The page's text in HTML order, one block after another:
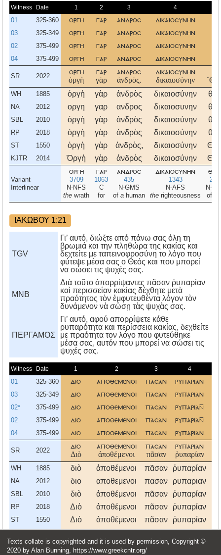
Witness Date 1 2 3 4
01 325-360 οργη γαρ ανδροσ δικαιοσυνην
03 325-349 οργη γαρ ανδροσ δικαιοσυνην
02 375-499 οργη γαρ ανδροσ δικαιοσυνην
04 375-499 οργη γαρ ανδροσ δικαιοσυνην
SR 2022
οργη
ὀργὴ
γαρ
γὰρ
ανδροσ
ἀνδρὸς,
δικαιοσυνην
δικαιοσύνην
WH 1885 ὀργὴ γὰρ ἀνδρὸς δικαιοσύνην
NA 2012 οργη γαρ ανδρος δικαιοσυνην
SBL 2010 ὀργὴ γὰρ ἀνδρὸς δικαιοσύνην
RP 2018 ὀργὴ γὰρ ἀνδρὸς δικαιοσύνην
ST 1550 ὀργὴ γὰρ ἀνδρὸς, δικαιοσύνην
KJTR 2014 Ὀργὴ γὰρ ἀνδρὸς δικαιοσύνην
Variant
Interlinear
οργη
3709
N-NFS
the wrath
γαρ
1063
C
for
ανδροσ
435
N-GMS
of a human
δικαιοσυνην
1343
N-AFS
the righteousness
N-
of
ΙΑΚΩΒΟΥ 1:21
TGV
Γι’ αυτό, διώξτε από πάνω σας όλη τη
βρωμιά και την πληθώρα της κακίας και
δεχτείτε με ταπεινοφροσύνη το λόγο που
φύτεψε μέσα σας ο Θεός και που μπορεί
να σώσει τις ψυχές σας.
MNB
Διὰ τοῦτο ἀπορρίψαντες πᾶσαν ῥυπαρίαν
καὶ περισσείαν κακίας δέχθητε μετὰ
πραότητος τὸν ἐμφυτευθέντα λόγον τὸν
δυνάμενον νὰ σώσῃ τὰς ψυχὰς σας.
ΠΕΡΓΑΜΟΣ
Γι’ αυτό, αφού απορρίψετε κάθε
ρυπαρότητα και περίσσεια κακίας, δεχθείτε
με πραότητα τον λόγο που φυτεύθηκε
μέσα σας, αυτόν που μπορεί να σώσει τις
ψυχές σας.
Witness Date 1 2 3 4
01 325-360 διο αποθεμενοι πασαν ρυπαριαν
03 325-349 διο αποθεμενοι πασαν ρυπαριαν
02* 375-499 διο αποθεμενοι πασαν ρυπαρια
02 375-499 διο αποθεμενοι πασαν ρυπαρια
04 375-499 διο αποθεμενοι πασαν ρυπαριαν
SR 2022
διο
Διὸ
αποθεμενοι
ἀποθέμενοι
πασαν
πᾶσαν
ρυπαριαν
ῥυπαρίαν
WH 1885 διὸ ἀποθέμενοι πᾶσαν ῥυπαρίαν
NA 2012 διο αποθεμενοι πασαν ρυπαριαν
SBL 2010 διὸ ἀποθέμενοι πᾶσαν ῥυπαρίαν
RP 2018 Διὸ ἀποθέμενοι πᾶσαν ῥυπαρίαν
ST 1550 Διὸ ἀποθέμενοι πᾶσαν ῥυπαρίαν
Διὸ ἀποθέμενοι πᾶσαν ῥυπαρίαν
διο αποθεμενοι πασαν ρυπαριαν
Texts collate is copyrighted and it is used by permission, Copyright ©
2020 by Alan Bunning, https://www.greekcntr.org/